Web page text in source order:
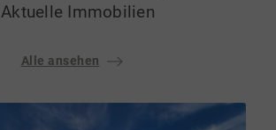
Aktuelle Immobilien
Alle ansehen